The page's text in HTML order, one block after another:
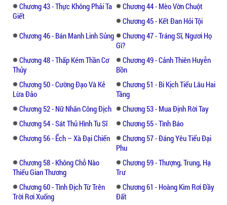
Chương 43 - Thực Không Phải Ta
Giết
Chương 44 - Mèo Vờn Chuột
Chương 45 - Kết Đan Hỏi Tội
Chương 46 - Bán Manh Linh Sủng
Chương 47 - Tráng Sĩ, Ngươi Họ
Gì?
Chương 48 - Thấp Kém Thần Cơ
Thủy
Chương 49 - Cảnh Thiên Huyễn
Bồn
Chương 50 - Cường Đạo Và Kẻ
Lừa Đảo
Chương 51 - Bi Kịch Tiểu Lâu Hai
Tầng
Chương 52 - Nữ Nhân Công Địch
Chương 53 - Mua Định Rời Tay
Chương 54 - Sát Thủ Hình Tu Sĩ
Chương 55 - Tình Báo
Chương 56 - Ếch – Xà Đại Chiến
Chương 57 - Đáng Yêu Tiểu Đại
Phu
Chương 58 - Không Chỗ Nào
Thiếu Gian Thương
Chương 59 - Thượng, Trung, Hạ
Trư
Chương 60 - Tình Địch Từ Trên
Trời Rơi Xuống
Chương 61 - Hoàng Kim Rơi Đầy
Đất